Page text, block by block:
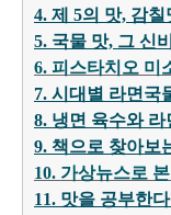
4. 제 5의 맛, 감
5. 국물 맛, 그 신
6. 피스타치오 미
7. 시대별 라면국
8. 냉면 육수와
9. 책으로 찾아보
10. 가상뉴스로
11. 맛을 공부한